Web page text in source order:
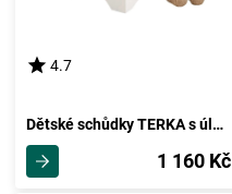
4.7
Dětské schůdky TERKA s úložným prostorem, bílá
1 160 Kč